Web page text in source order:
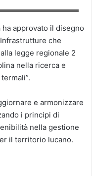
approvato il disegno
che
legge regionale 2
nella ricerca e
e armonizzare
i principi di
nella gestione
il territorio lucano.